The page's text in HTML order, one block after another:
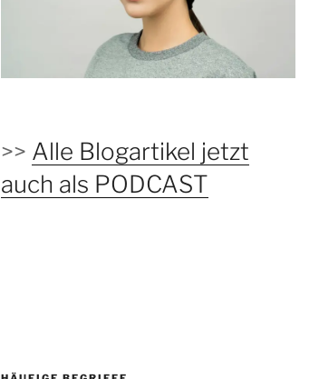
>> Alle Blogartikel jetzt
auch als PODCAST